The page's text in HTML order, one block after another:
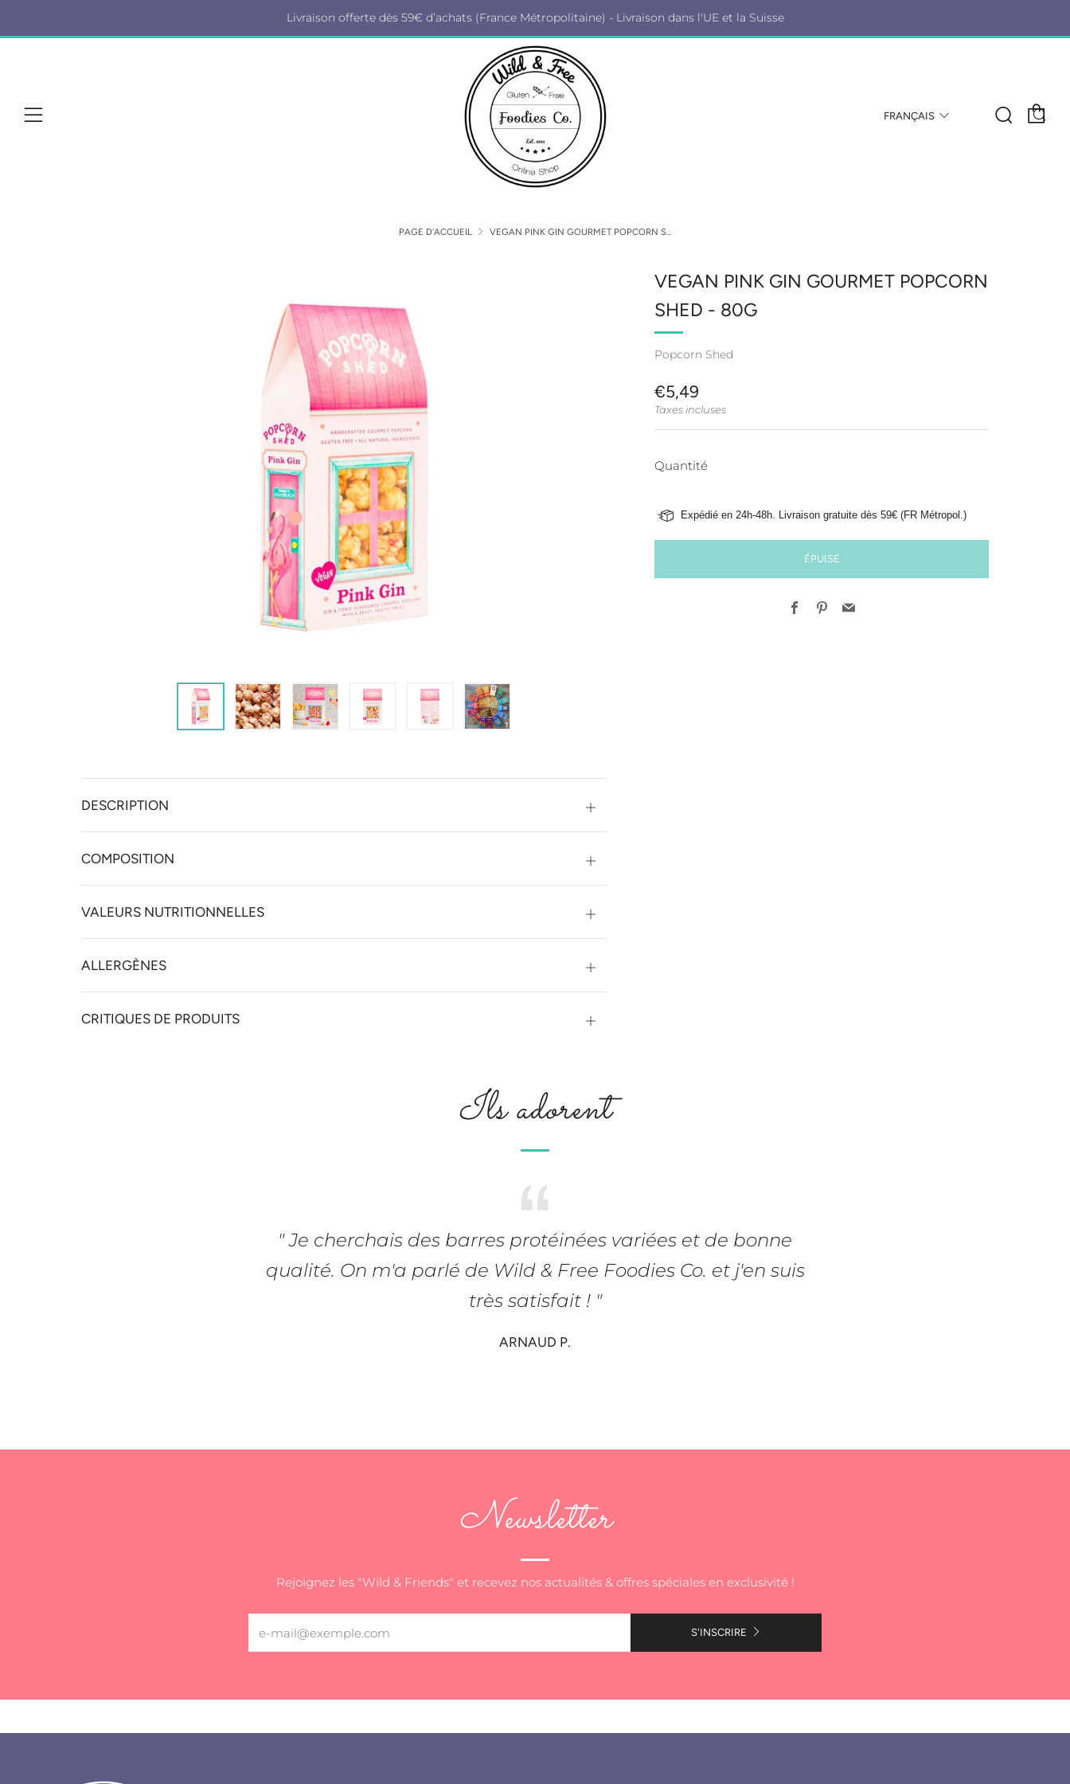
Livraison offerte dès 59€ d’achats (France Métropolitaine) - Livraison dans l'UE et la Suisse
Menu FRANÇAIS
PAGE D'ACCUEIL VEGAN PINK GIN GOURMET POPCORN S...
VEGAN PINK GIN GOURMET POPCORN
SHED - 80G
Popcorn Shed
PRIX
RÉGULIER
€5,49
Taxes incluses
Quantité
Expédié en 24h-48h. Livraison gratuite dès 59€ (FR Métropol.)
ÉPUISÉ
FacebookPinterest
Email
DESCRIPTION Ouvrir
COMPOSITION Ouvrir
VALEURS NUTRITIONNELLES Ouvrir
ALLERGÈNES Ouvrir
CRITIQUES DE PRODUITS Ouvrir
Ils adorent
" Je cherchais des barres protéinées variées et de bonne
qualité. On m'a parlé de Wild & Free Foodies Co. et j'en suis
très satisfait ! "
ARNAUD P.
Newsletter
Rejoignez les "Wild & Friends" et recevez nos actualités & offres spéciales en exclusivité !
S'INSCRIRE